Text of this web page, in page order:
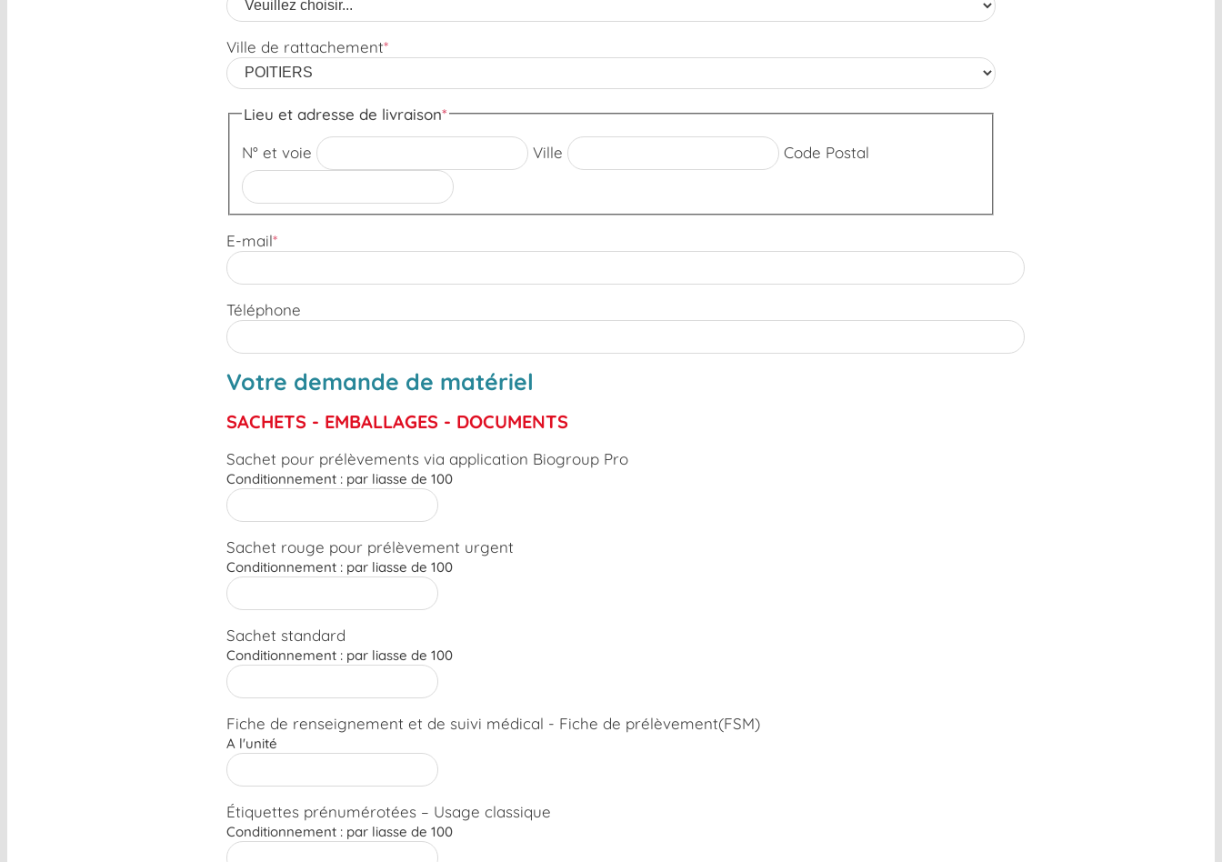
Ville de rattachement*
Lieu et adresse de livraison*
N° et voie Ville Code Postal
E-mail*
Téléphone
Votre demande de matériel
SACHETS - EMBALLAGES - DOCUMENTS
Sachet pour prélèvements via application Biogroup Pro
Conditionnement : par liasse de 100
Sachet rouge pour prélèvement urgent
Conditionnement : par liasse de 100
Sachet standard
Conditionnement : par liasse de 100
Fiche de renseignement et de suivi médical - Fiche de prélèvement(FSM)
A l'unité
Étiquettes prénumérotées – Usage classique
Conditionnement : par liasse de 100